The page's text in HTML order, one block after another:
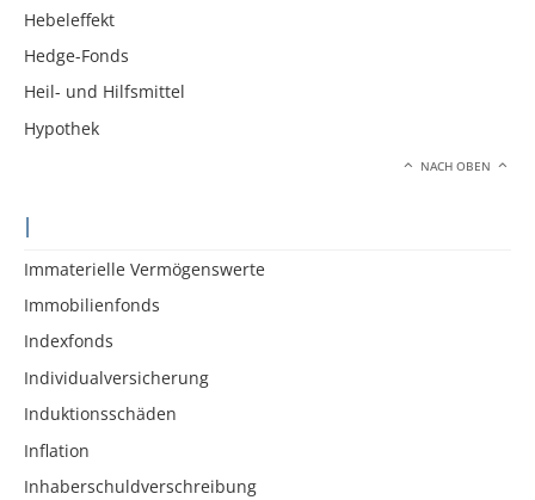
Hebeleffekt
Hedge-Fonds
Heil- und Hilfsmittel
Hypothek
NACH OBEN
I
Immaterielle Vermögenswerte
Immobilienfonds
Indexfonds
Individualversicherung
Induktionsschäden
Inflation
Inhaberschuldverschreibung